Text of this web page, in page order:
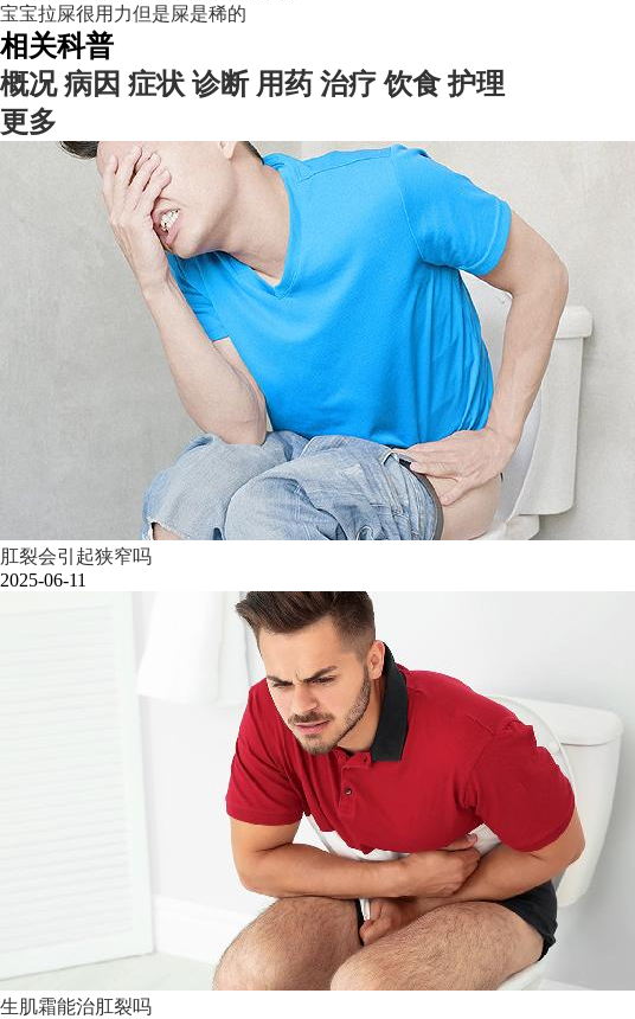
宝宝拉屎很用力但是屎是稀的
相关科普
概况 病因 症状 诊断 用药 治疗 饮食 护理
更多
肛裂会引起狭窄吗
2025-06-11
生肌霜能治肛裂吗